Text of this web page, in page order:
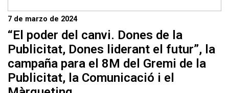
7 de marzo de 2024
“El poder del canvi. Dones de la
Publicitat, Dones liderant el futur”, la
campaña para el 8M del Gremi de la
Publicitat, la Comunicació i el